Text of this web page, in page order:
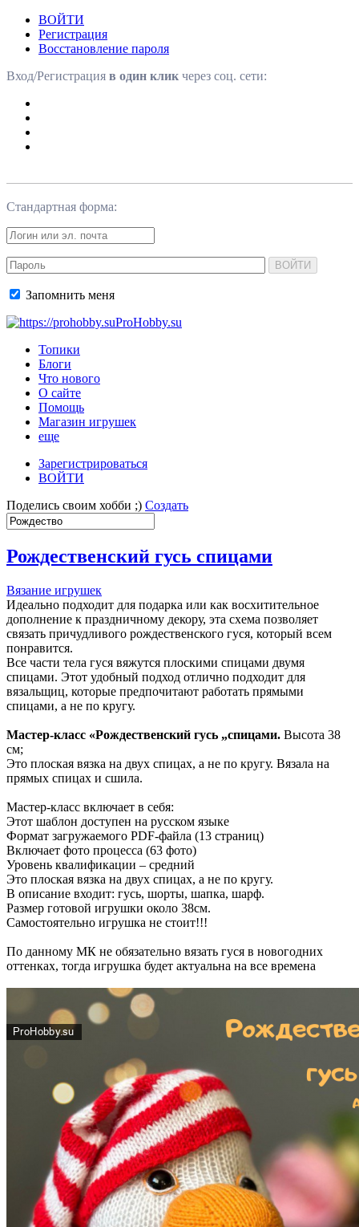
ВОЙТИ
Регистрация
Восстановление пароля
Вход/Регистрация в один клик через соц. сети:
Стандартная форма:
ВОЙТИ
Запомнить меня
ProHobby.su
Топики
Блоги
Что нового
О сайте
Помощь
Магазин игрушек
еще
Зарегистрироваться
ВОЙТИ
Поделись своим хобби ;) Создать
Рождественский гусь спицами
Вязание игрушек
Идеально подходит для подарка или как восхитительное
дополнение к праздничному декору, эта схема позволяет
связать причудливого рождественского гуся, который всем
понравится.
Все части тела гуся вяжутся плоскими спицами двумя
спицами. Этот удобный подход отлично подходит для
вязальщиц, которые предпочитают работать прямыми
спицами, а не по кругу.
Мастер-класс «Рождественский гусь „спицами. Высота 38
см;
Это плоская вязка на двух спицах, а не по кругу. Вязала на
прямых спицах и сшила.
Мастер-класс включает в себя:
Этот шаблон доступен на русском языке
Формат загружаемого PDF-файла (13 страниц)
Включает фото процесса (63 фото)
Уровень квалификации – средний
Это плоская вязка на двух спицах, а не по кругу.
В описание входит: гусь, шорты, шапка, шарф.
Размер готовой игрушки около 38см.
Самостоятельно игрушка не стоит!!!
По данному МК не обязательно вязать гуся в новогодних
оттенках, тогда игрушка будет актуальна на все времена